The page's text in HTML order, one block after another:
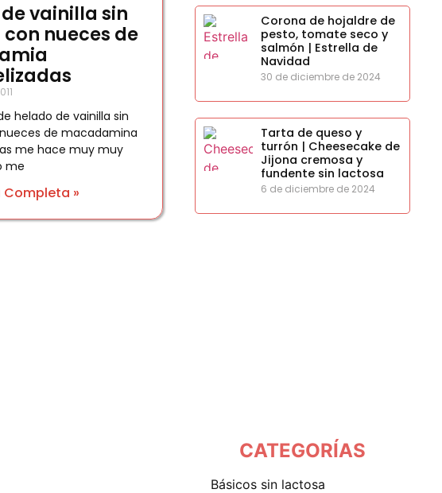
vainilla sin
nueces de
helado de vainilla sin
de macadamina
me hace muy muy
me
Completa »
Corona de hojaldre de
pesto, tomate seco y
salmón | Estrella de
Navidad
30 de diciembre de 2024
Tarta de queso y
turrón | Cheesecake de
Jijona cremosa y
fundente sin lactosa
6 de diciembre de 2024
CATEGORÍAS
básicos sin lactosa